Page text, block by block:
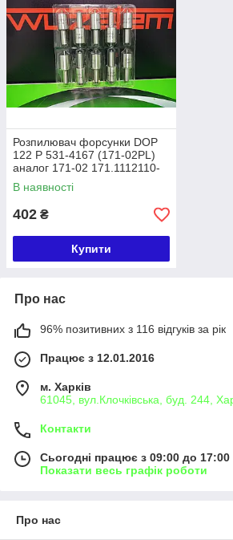
Розпилювач форсунки DOP
122 P 531-4167 (171-02PL)
аналог 171-02 171.1112110-
02
В наявності
402 ₴
Купити
Про нас
96% позитивних з 116 відгуків за рік
Працює з 12.01.2016
м. Харків
61045, вул.Клочківська, буд. 244,
Контакти
Сьогодні працює з 09:00 до 17:00
Показати весь графік роботи
Про нас